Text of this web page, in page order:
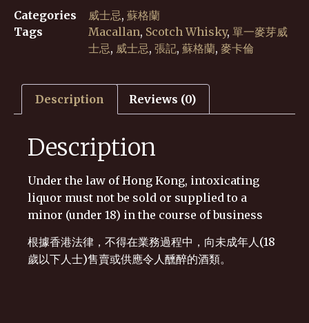
Categories 威士忌, 蘇格蘭
Tags
Macallan, Scotch Whisky, 單一麥芽威
士忌, 威士忌, 張記, 蘇格蘭, 麥卡倫
Description Reviews (0)
Description
Under the law of Hong Kong, intoxicating
liquor must not be sold or supplied to a
minor (under 18) in the course of business
根據香港法律，不得在業務過程中，向未成年人(18
歲以下人士)售賣或供應令人醺醉的酒類。